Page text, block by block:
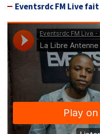
Eventsrdc FM Live